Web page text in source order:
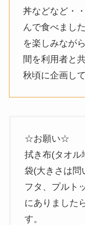
丼などなど・
んで食べまし
を楽しみなが
間を利用者と
秋頃に企画し
☆お願い☆
拭き布(タオル
袋(大きさは問
フタ、プルト
にありました
す。